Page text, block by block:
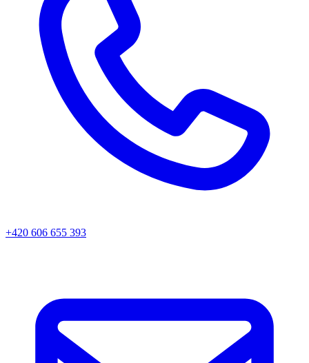
+420 606 655 393